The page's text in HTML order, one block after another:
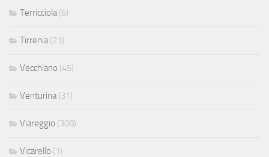
Terricciola (6)
Tirrenia (21)
Vecchiano (45)
Venturina (31)
Viareggio (308)
Vicarello (1)